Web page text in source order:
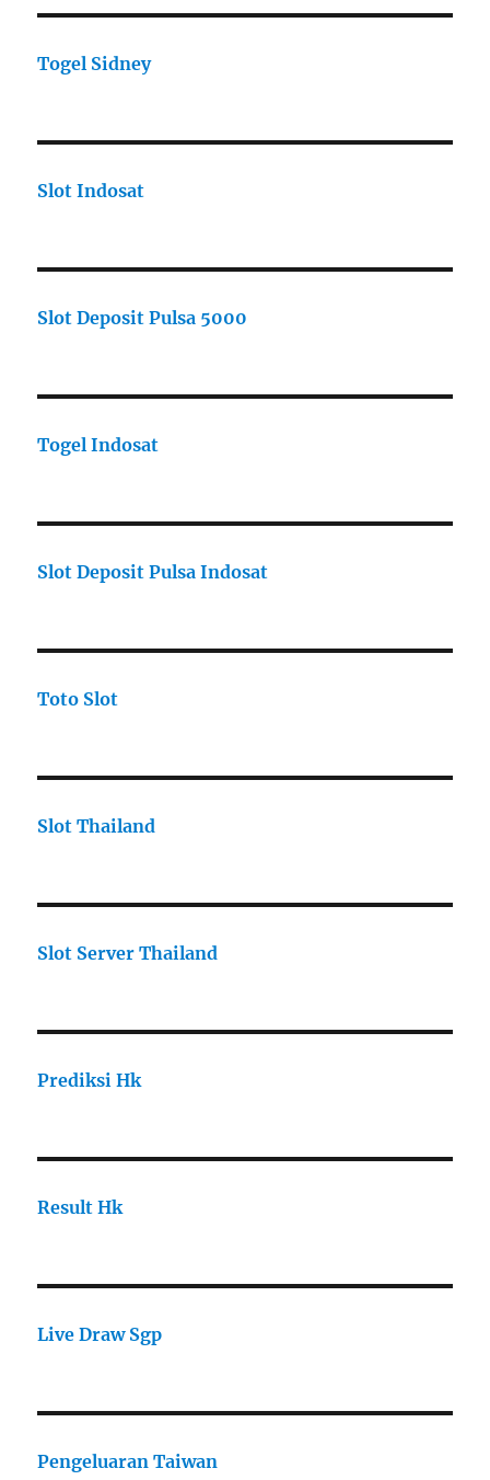
Togel Sidney
Slot Indosat
Slot Deposit Pulsa 5000
Togel Indosat
Slot Deposit Pulsa Indosat
Toto Slot
Slot Thailand
Slot Server Thailand
Prediksi Hk
Result Hk
Live Draw Sgp
Pengeluaran Taiwan